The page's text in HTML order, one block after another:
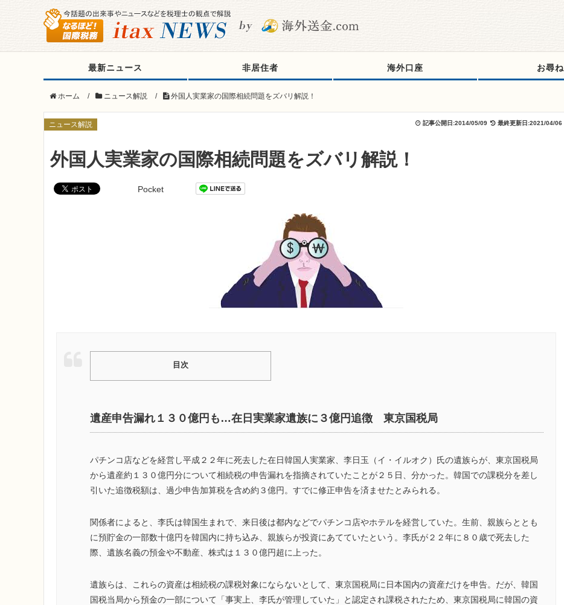
最新ニュース 非居住者 海外口座 お尋ね
ホーム / ニュース解説 / 外国人実業家の国際相続問題をズバリ解説！
ニュース解説 記事公開日:2014/05/09 最終更新日:2021/04/06
外国人実業家の国際相続問題をズバリ解説！
Pocket
目次
遺産申告漏れ１３０億円も…在日実業家遺族に３億円追徴 東京国税局
パチンコ店などを経営し平成２２年に死去した在日韓国人実業家、李日玉（イ・イルオク）氏の遺族らが、東京国税局
から遺産約１３０億円分について相続税の申告漏れを指摘されていたことが２５日、分かった。韓国での課税分を差し
引いた追徴税額は、過少申告加算税を含め約３億円。すでに修正申告を済ませたとみられる。
関係者によると、李氏は韓国生まれで、来日後は都内などでパチンコ店やホテルを経営していた。生前、親族らととも
に預貯金の一部数十億円を韓国内に持ち込み、親族らが投資にあてていたという。李氏が２２年に８０歳で死去した
際、遺族名義の預金や不動産、株式は１３０億円超に上った。
遺族らは、これらの資産は相続税の課税対象にならないとして、東京国税局に日本国内の資産だけを申告。だが、韓国
国税当局から預金の一部について「事実上、李氏が管理していた」と認定され課税されたため、東京国税局に韓国の資